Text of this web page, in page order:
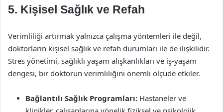
5. Kişisel Sağlık ve Refah
Verimliliği artırmak yalnızca çalışma yöntemleri ile değil,
doktorların kişisel sağlık ve refah durumları ile de ilişkilidir.
Stres yönetimi, sağlıklı yaşam alışkanlıkları ve iş-yaşam
dengesi, bir doktorun verimliliğini önemli ölçüde etkiler.
Bağlantılı Sağlık Programları: Hastaneler ve